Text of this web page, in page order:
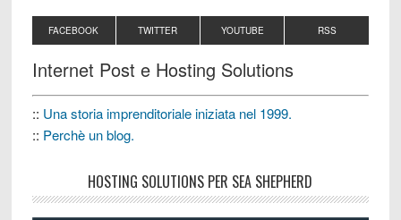
FACEBOOK TWITTER YOUTUBE RSS
Internet Post e Hosting Solutions
:: Una storia imprenditoriale iniziata nel 1999.
:: Perchè un blog.
HOSTING SOLUTIONS PER SEA SHEPHERD